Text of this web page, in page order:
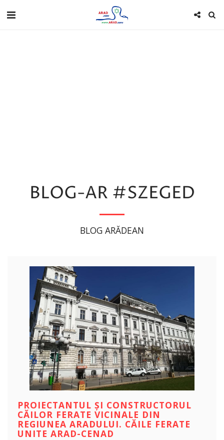
BLOG-AR #SZEGED
BLOG ARĂDEAN
PROIECTANTUL ȘI CONSTRUCTORUL
CĂILOR FERATE VICINALE DIN
REGIUNEA ARADULUI. CĂILE FERATE
UNITE ARAD-CENAD